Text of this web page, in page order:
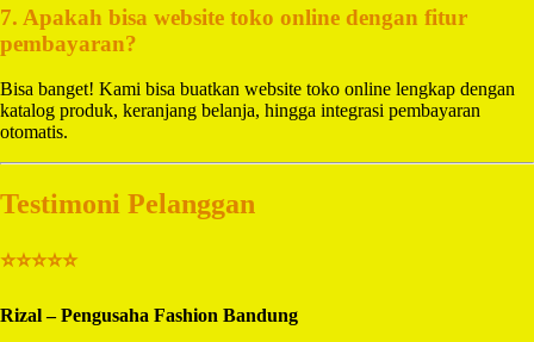
7. Apakah bisa website toko online dengan fitur
pembayaran?
Bisa banget! Kami bisa buatkan website toko online lengkap dengan
katalog produk, keranjang belanja, hingga integrasi pembayaran
otomatis.
Testimoni Pelanggan
⭐⭐⭐⭐⭐
Rizal – Pengusaha Fashion Bandung